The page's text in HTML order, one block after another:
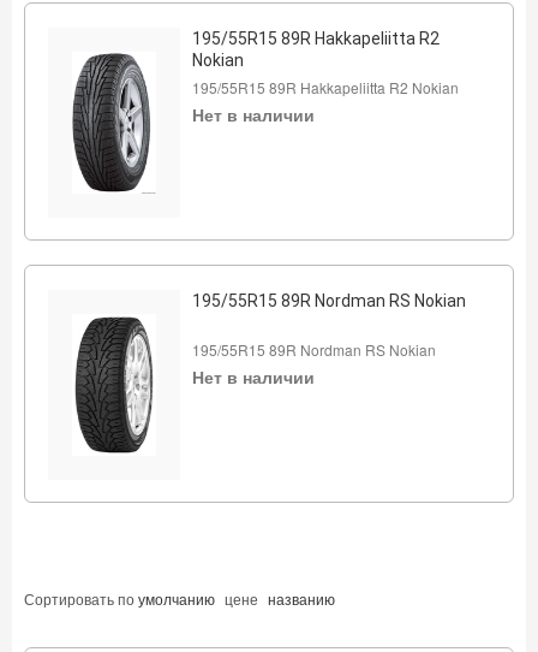
195/55R15 89R Hakkapeliitta R2
Nokian
195/55R15 89R Hakkapeliitta R2 Nokian
Нет в наличии
195/55R15 89R Nordman RS Nokian
195/55R15 89R Nordman RS Nokian
Нет в наличии
Сортировать поумолчанию цене названию